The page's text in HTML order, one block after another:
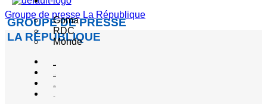
Groupe de presse La République
GROUPE DE PRESSE
LA RÉPUBLIQUE
Goma
RDC
Monde